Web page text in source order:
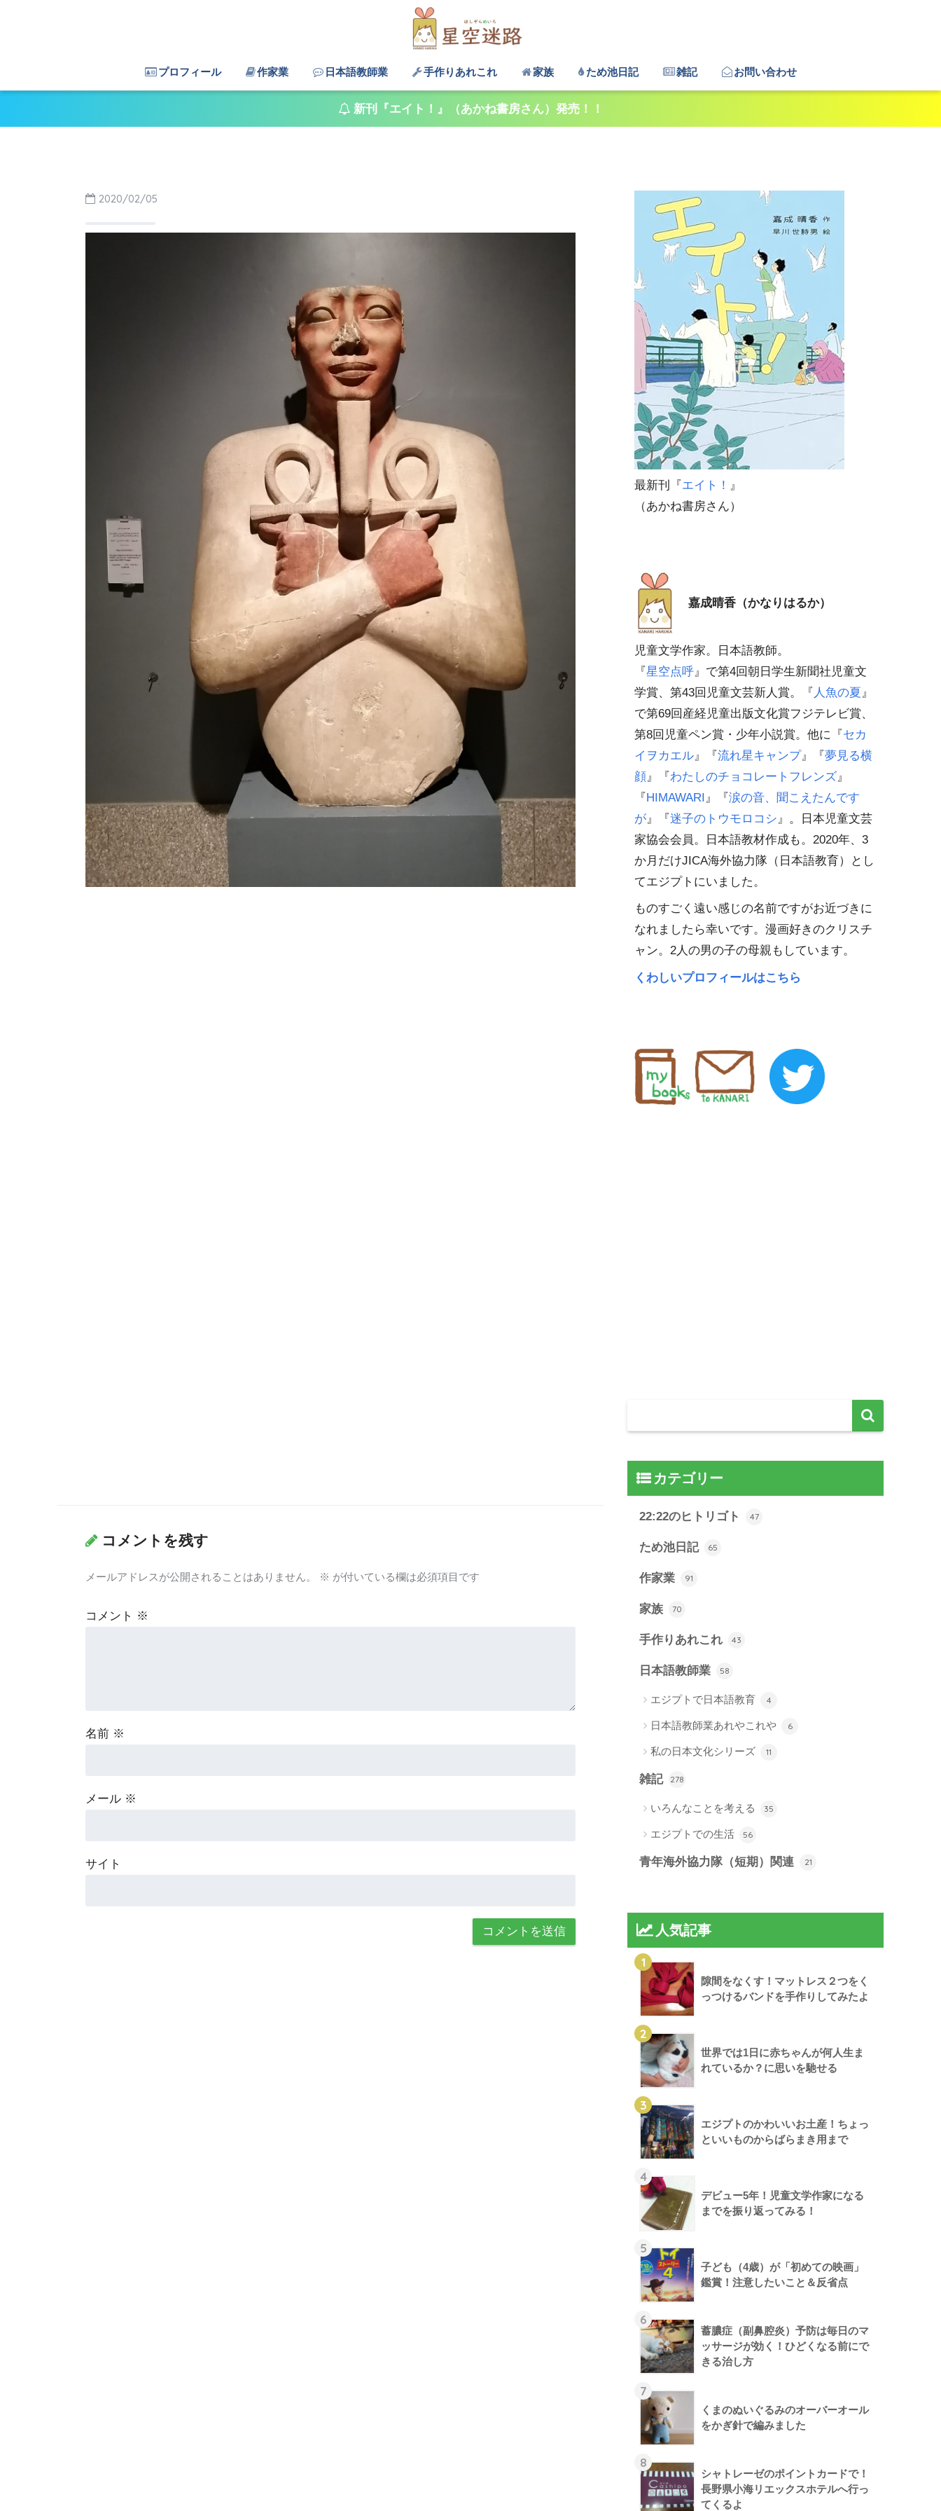
プロフィール 作家業 日本語教師業 手作りあれこれ 家族 ため池日記 雑記 お問い合わせ
新刊『エイト！』（あかね書房さん）発売！！
2020/02/05
コメントを残す
メールアドレスが公開されることはありません。 ※ が付いている欄は必須項目です
コメント ※
名前 ※
メール ※
サイト
最新刊『エイト！ 』
（あかね書房さん）
嘉成晴香（かなりはるか）
児童文学作家。日本語教師。
『星空点呼』で第4回朝日学生新聞社児童文
学賞、第43回児童文芸新人賞。『 人魚の夏』
で第69回産経児童出版文化賞フジテレビ賞、
第8回児童ペン賞・少年小説賞。他に『セカ
イヲカエル』『流れ星キャンプ』『夢見る横
顔』『わたしのチョコレートフレンズ』
『HIMAWARI』『涙の音、聞こえたんです
が』『迷子のトウモロコシ』。日本児童文芸
家協会会員。日本語教材作成も。2020年、3
か月だけJICA海外協力隊（日本語教育）とし
てエジプトにいました。
ものすごく遠い感じの名前ですがお近づきに
なれましたら幸いです。漫画好きのクリスチ
ャン。2人の男の子の母親もしています。
くわしいプロフィールはこちら
カテゴリー
22:22のヒトリゴト 47
ため池日記 65
作家業 91
家族 70
手作りあれこれ 43
日本語教師業 58
エジプトで日本語教育 4
日本語教師業あれやこれや 6
私の日本文化シリーズ 11
雑記 278
いろんなことを考える 35
エジプトでの生活 56
青年海外協力隊（短期）関連 21
人気記事
1
隙間をなくす！マットレス２つをく
っつけるバンドを手作りしてみたよ
2
世界では1日に赤ちゃんが何人生ま
れているか？に思いを馳せる
3
エジプトのかわいいお土産！ちょっ
といいものからばらまき用まで
4
デビュー5年！児童文学作家になる
までを振り返ってみる！
5
子ども（4歳）が「初めての映画」
鑑賞！注意したいこと＆反省点
6
蓄膿症（副鼻腔炎）予防は毎日のマ
ッサージが効く！ひどくなる前にで
きる治し方
7
くまのぬいぐるみのオーバーオール
をかぎ針で編みました
8
シャトレーゼのポイントカードで！
長野県小海リエックスホテルへ行っ
てくるよ